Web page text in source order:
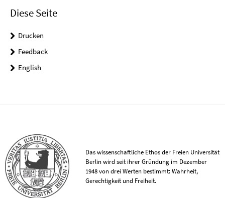
Diese Seite
Drucken
Feedback
English
Das wissenschaftliche Ethos der Freien Universität
Berlin wird seit ihrer Gründung im Dezember
1948 von drei Werten bestimmt: Wahrheit,
Gerechtigkeit und Freiheit.